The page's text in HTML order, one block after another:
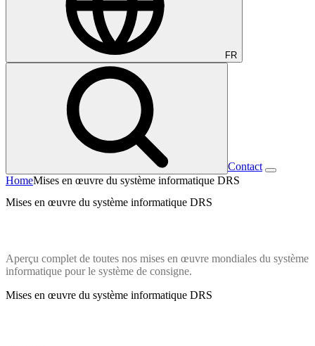
FR
Contact
HomeMises en œuvre du système informatique DRS
Mises en œuvre du système informatique DRS
Aperçu complet de toutes nos mises en œuvre mondiales du système
informatique pour le système de consigne.
Mises en œuvre du système informatique DRS